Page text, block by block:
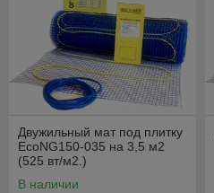
Двужильный мат под плитку
EcoNG150-035 на 3,5 м2
(525 вт/м2.)
В наличии